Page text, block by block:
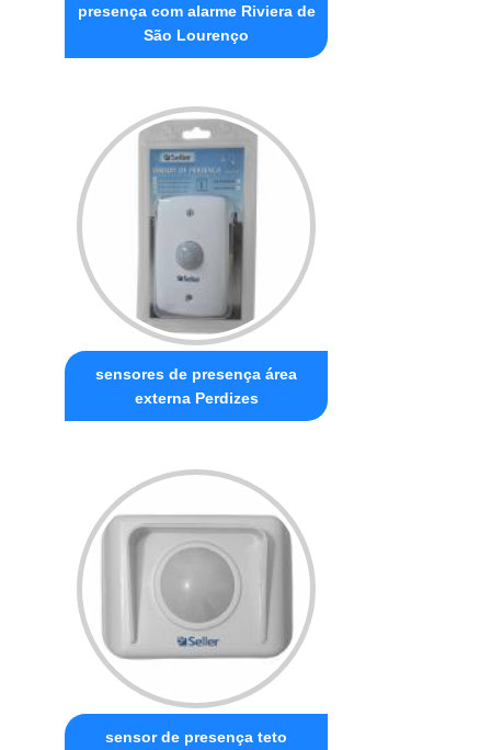
presença com alarme Riviera de
São Lourenço
sensores de presença área
externa Perdizes
sensor de presença teto